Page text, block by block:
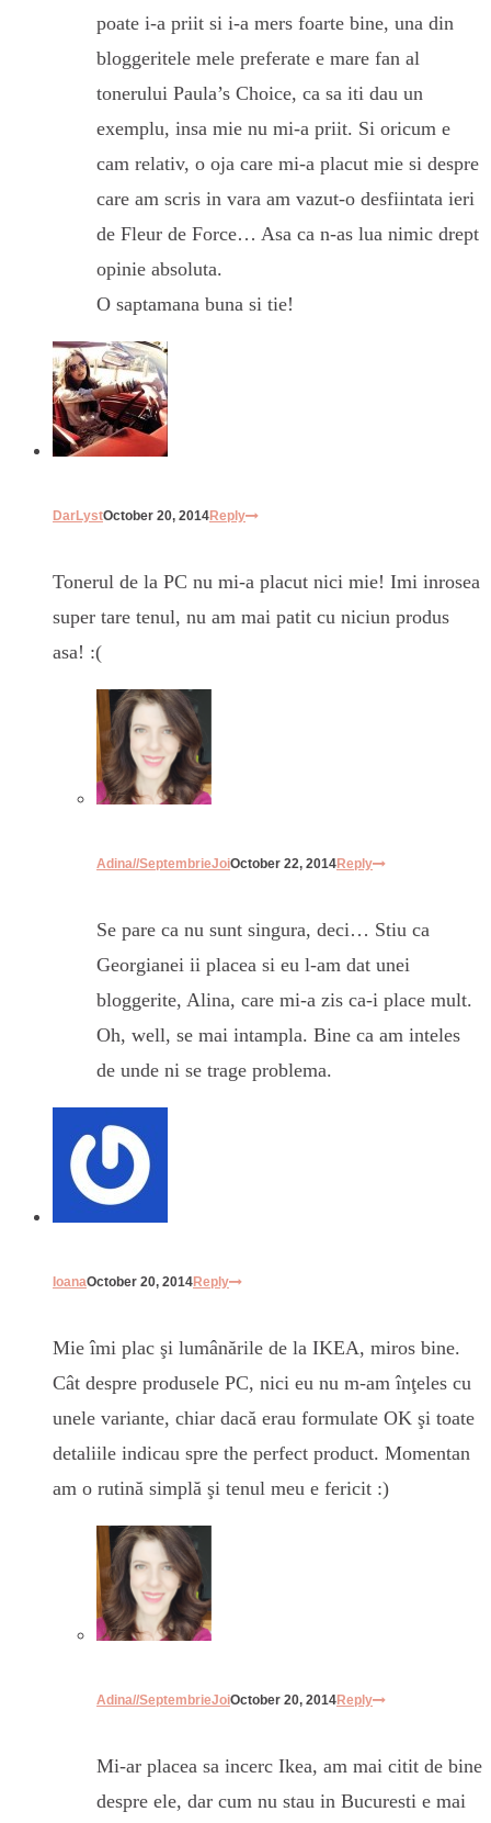
poate i-a priit si i-a mers foarte bine, una din
bloggeritele mele preferate e mare fan al
tonerului Paula’s Choice, ca sa iti dau un
exemplu, insa mie nu mi-a priit. Si oricum e
cam relativ, o oja care mi-a placut mie si despre
care am scris in vara am vazut-o desfiintata ieri
de Fleur de Force… Asa ca n-as lua nimic drept
opinie absoluta.
O saptamana buna si tie!
DarLystOctober 20, 2014Reply
Tonerul de la PC nu mi-a placut nici mie! Imi inrosea
super tare tenul, nu am mai patit cu niciun produs
asa! :(
Adina//SeptembrieJoiOctober 22, 2014Reply
Se pare ca nu sunt singura, deci… Stiu ca
Georgianei ii placea si eu l-am dat unei
bloggerite, Alina, care mi-a zis ca-i place mult.
Oh, well, se mai intampla. Bine ca am inteles
de unde ni se trage problema.
IoanaOctober 20, 2014Reply
Mie îmi plac şi lumânările de la IKEA, miros bine.
Cât despre produsele PC, nici eu nu m-am înţeles cu
unele variante, chiar dacă erau formulate OK şi toate
detaliile indicau spre the perfect product. Momentan
am o rutină simplă şi tenul meu e fericit :)
Adina//SeptembrieJoiOctober 20, 2014Reply
Mi-ar placea sa incerc Ikea, am mai citit de bine
despre ele, dar cum nu stau in Bucuresti e mai